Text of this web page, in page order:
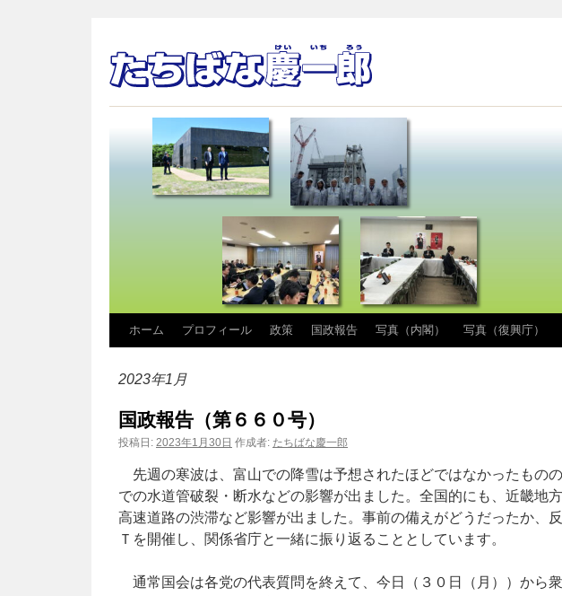
ン
へ
ス
ホーム プロフィール 政策 国政報告 写真（内閣） 写真（復興庁）
2023年1月
国政報告（第６６０号）
投稿日: 2023年1月30日 作成者: たちばな慶一郎
先週の寒波は、富山での降雪は予想されたほどではなかったもの
での水道管破裂・断水などの影響が出ました。全国的にも、近畿地
高速道路の渋滞など影響が出ました。事前の備えがどうだったか、
Ｔを開催し、関係省庁と一緒に振り返ることとしています。
通常国会は各党の代表質問を終えて、今日（３０日（月））から